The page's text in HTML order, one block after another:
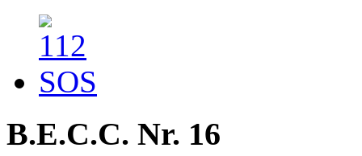
B.E.C.C. Nr. 16